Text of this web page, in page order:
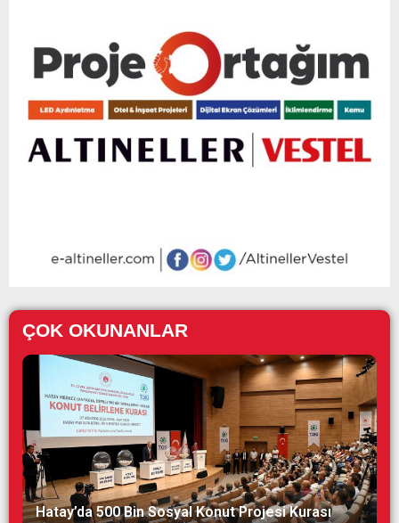
ÇOK OKUNANLAR
Hatay’da 500 Bin Sosyal Konut Projesi Kurası